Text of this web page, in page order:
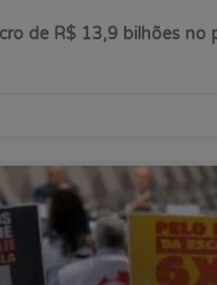
de R$ 13,9 bilhões no